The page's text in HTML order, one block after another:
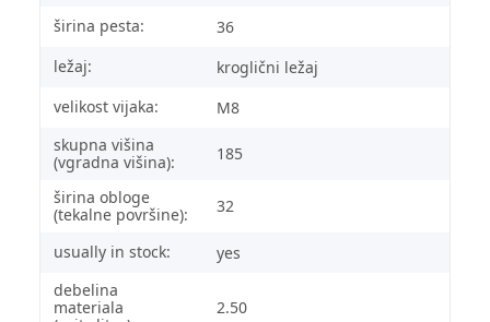
širina pesta:
36
ležaj:
kroglični ležaj
velikost vijaka:
M8
skupna višina
(vgradna višina):
185
širina obloge
(tekalne površine):
32
usually in stock:
yes
debelina
materiala
2.50